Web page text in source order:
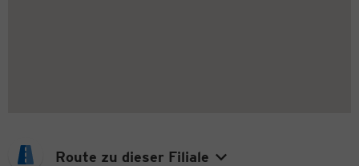
Route zu dieser Filiale